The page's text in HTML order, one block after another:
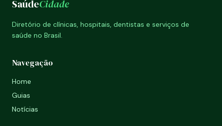
SaúdeCidade
Diretório de clínicas, hospitais, dentistas e serviços de
saúde no Brasil.
Navegação
Home
Guias
Notícias